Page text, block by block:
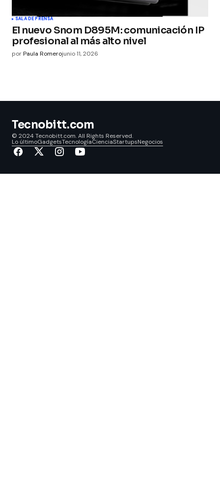
SALA DE PRENSA
El nuevo Snom D895M: comunicación IP
profesional al más alto nivel
porPaula Romerojunio 11, 2026
Tecnobitt.com
© 2024 Tecnobitt.com. All Rights Reserved.
Lo últimoGadgetsTecnologíaCienciaStartupsNegocios